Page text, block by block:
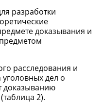
разработки
доказывания и
расследования и
уголовных дел о
доказыванию
2).